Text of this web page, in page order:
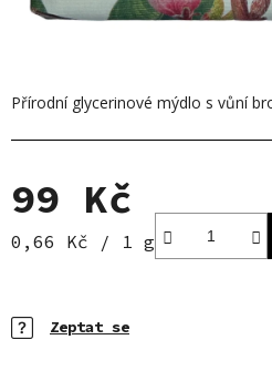
Přírodní glycerinové mýdlo s vůní
99 Kč
Měrná cena:
0,66 Kč / 1 g
Zeptat se